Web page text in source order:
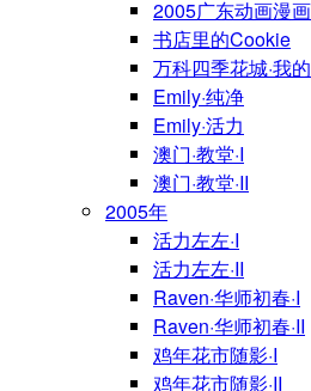
2005广东动画漫
书店里的Cookie
万科四季花城·我
Emily·纯净
Emily·活力
澳门·教堂·I
澳门·教堂·II
2005年
活力左左·I
活力左左·II
Raven·华师初春·I
Raven·华师初春·II
鸡年花市随影·I
鸡年花市随影·II